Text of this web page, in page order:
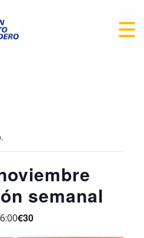
semanal
€30